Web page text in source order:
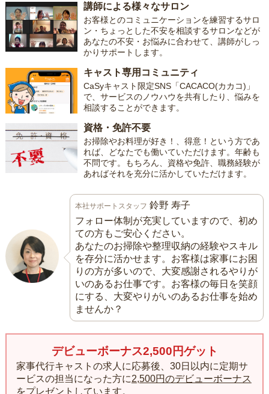
講師による様々なサロン
お客様とのコミュニケーションを練習するサロ
ン・ちょっとした不安を相談するサロンなどが
あなたの不安・お悩みに合わせて、講師がしっ
かりサポートします。
キャスト専用コミュニティ
CaSyキャスト限定SNS「CACACO(カカコ)」
で、サービスのノウハウを共有したり、悩みを
相談することができます。
資格・免許不要
お掃除やお料理が好き！、得意！という方であ
れば、どなたでも働いていただけます。年齢も
不問です。もちろん、資格や免許、職務経験が
あればそれを充分に活かしていただけます。
本社サポートスタッフ 鈴野 寿子
フォロー体制が充実していますので、初め
ての方もご安心ください。
あなたのお掃除や整理収納の経験やスキル
を存分に活かせます。お客様は家事にお困
りの方が多いので、大変感謝されるやりが
いのあるお仕事です。お客様の毎日を笑顔
にする、大変やりがいのあるお仕事を始め
ませんか？
デビューボーナス2,500円ゲット
家事代行キャストの求人に応募後、30日以内に定期サ
ービスの担当になった方に2,500円のデビューボーナス
をプレゼント しています。